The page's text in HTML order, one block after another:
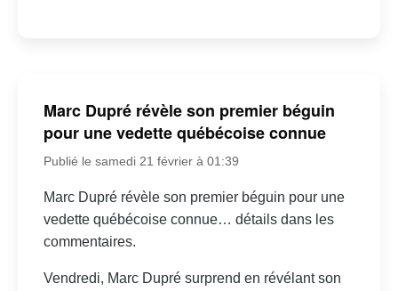
Marc Dupré révèle son premier béguin
pour une vedette québécoise connue
Publié le samedi 21 février à 01:39
Marc Dupré révèle son premier béguin pour une
vedette québécoise connue… détails dans les
commentaires.
Vendredi, Marc Dupré surprend en révélant son